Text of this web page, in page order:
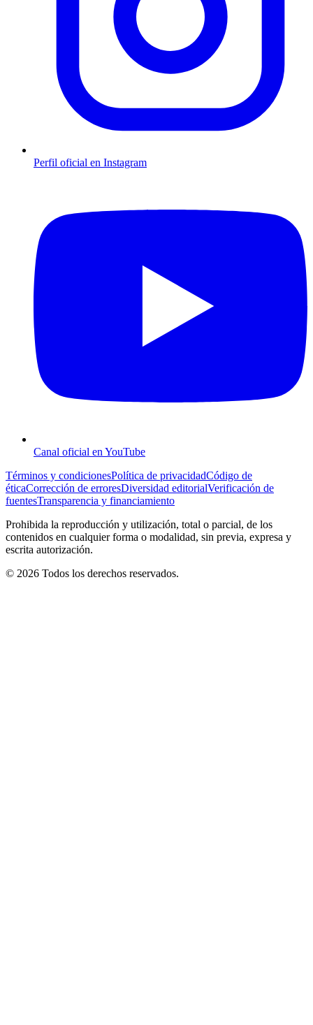
Perfil oficial en Instagram
Canal oficial en YouTube
Términos y condicionesPolítica de privacidadCódigo de
éticaCorrección de erroresDiversidad editorialVerificación de
fuentesTransparencia y financiamiento
Prohibida la reproducción y utilización, total o parcial, de los
contenidos en cualquier forma o modalidad, sin previa, expresa y
escrita autorización.
© 2026 Todos los derechos reservados.